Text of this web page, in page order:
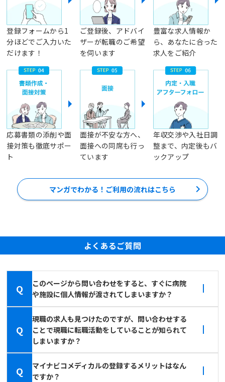
登録フォームから1
分ほどでご入力いた
だけます！
ご登録後、アドバイ
ザーが転職のご希望
を伺います
豊富な求人情報か
ら、あなたに合った
求人をご紹介
応募書類の添削や面
接対策も徹底サポー
ト
面接が不安な方へ、
面接への同席も行っ
ています
年収交渉や入社日調
整まで、内定後もバ
ックアップ
マンガでわかる！ご利用の流れはこちら
よくあるご質問
Q
このページから問い合わせをすると、すぐに病院
や施設に個人情報が渡されてしまいますか？
Q
現職の求人も見つけたのですが、問い合わせする
ことで現職に転職活動をしていることが知られて
しまいますか？
Q
マイナビコメディカルの登録するメリットはなん
ですか？